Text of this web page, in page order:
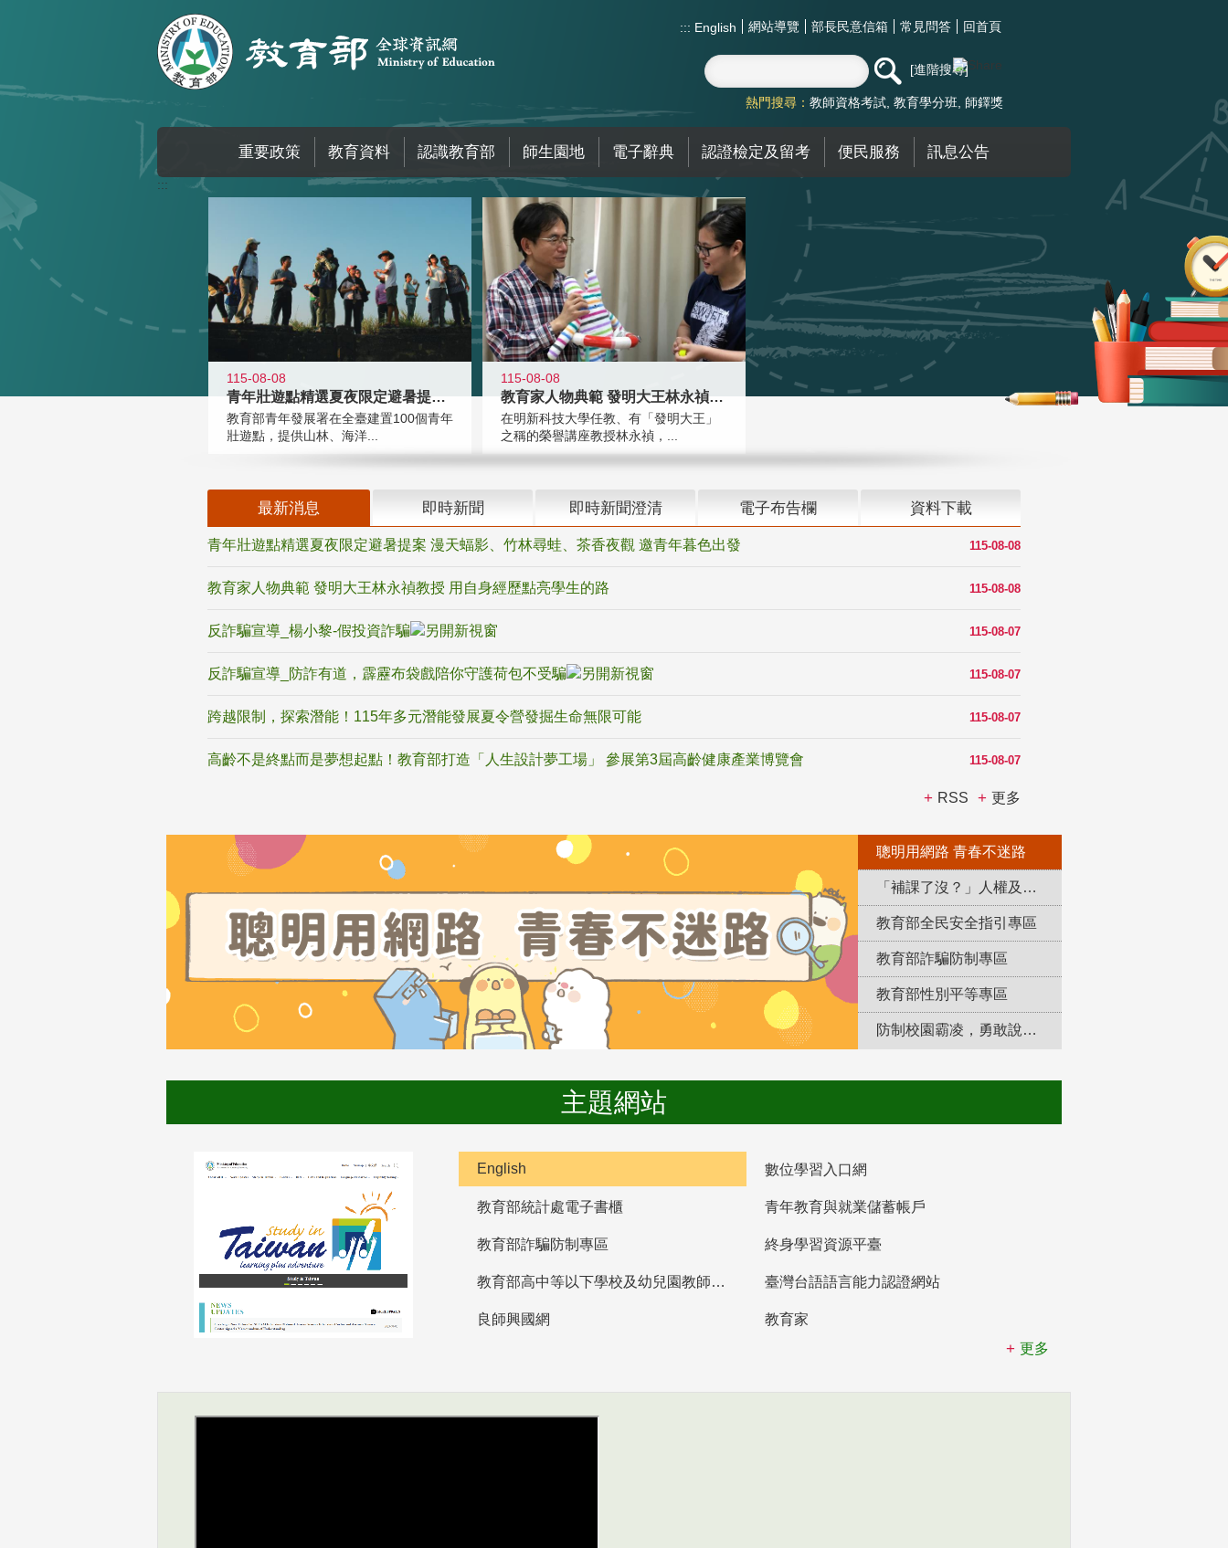
::: English 網站導覽 部長民意信箱 常見問答 回首頁
進階搜尋
熱門搜尋： 教師資格考試 教育學分班 師鐸獎
重要政策 教育資料 認識教育部 師生園地 電子辭典 認證檢定及留考 便民服務 訊息公告
:::
115-08-08
青年壯遊點精選夏夜限定避暑提案 漫
教育部青年發展署在全臺建置100個青年
壯遊點，提供山林、海洋...
115-08-08
教育家人物典範 發明大王林永禎教授
在明新科技大學任教、有「發明大王」
之稱的榮譽講座教授林永禎，...
最新消息 即時新聞 即時新聞澄清 電子布告欄 資料下載
115-08-08
青年壯遊點精選夏夜限定避暑提案 漫天蝠影、竹林尋蛙、茶香夜觀 邀青年暮色出發
115-08-08
教育家人物典範 發明大王林永禎教授 用自身經歷點亮學生的路
115-08-07
反詐騙宣導_楊小黎-假投資詐騙
115-08-07
反詐騙宣導_防詐有道，霹靂布袋戲陪你守護荷包不受騙
115-08-07
跨越限制，探索潛能！115年多元潛能發展夏令營發掘生命無限可能
115-08-07
高齡不是終點而是夢想起點！教育部打造「人生設計夢工場」 參展第3屆高齡健康產業博覽會
RSS 更多
聰明用網路 青春不迷路
「補課了沒？」人權及轉型正義教育專區
教育部全民安全指引專區
教育部詐騙防制專區
教育部性別平等專區
防制校園霸凌，勇敢說出來！
主題網站
English 數位學習入口網
教育部統計處電子書櫃 青年教育與就業儲蓄帳戶
教育部詐騙防制專區 終身學習資源平臺
教育部高中等以下學校及幼兒園教師資格檢定考試 臺灣台語語言能力認證網站
良師興國網
教育家
更多